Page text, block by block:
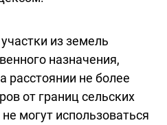
из земель
назначения,
расстоянии не более
от границ сельских
могут использоваться